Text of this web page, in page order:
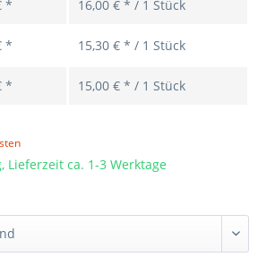
* 16,00 € * / 1 Stück
* 15,30 € * / 1 Stück
* 15,00 € * / 1 Stück
Lieferzeit ca. 1-3 Werktage